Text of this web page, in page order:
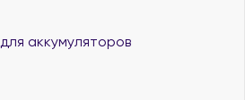
аккумуляторов